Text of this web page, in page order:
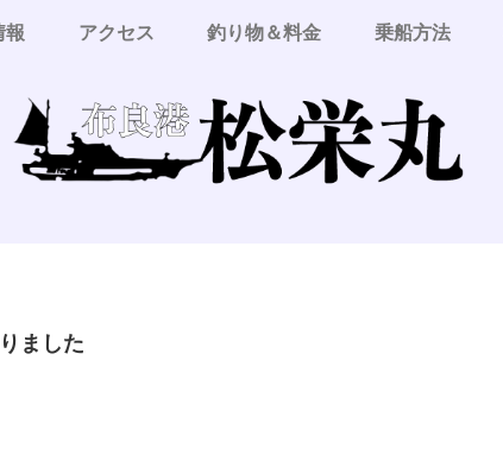
報 アクセス 釣り物＆料金 乗船方法
ました